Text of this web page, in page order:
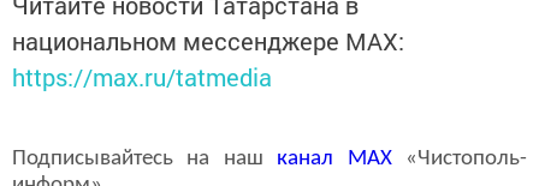
национальном мессенджере MАХ:
https://max.ru/tatmedia
Подписывайтесь на наш канал MAX«Чистополь-